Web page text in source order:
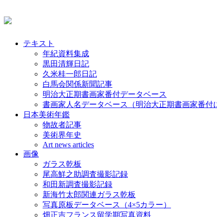
テキスト
年紀資料集成
黒田清輝日記
久米桂一郎日記
白馬会関係新聞記事
明治大正期書画家番付データベース
書画家人名データベース（明治大正期書画家番付
日本美術年鑑
物故者記事
美術界年史
Art news articles
画像
ガラス乾板
尾高鮮之助調査撮影記録
和田新調査撮影記録
新海竹太郎関連ガラス乾板
写真原板データベース（4×5カラー）
畑正吉フランス留学期写真資料